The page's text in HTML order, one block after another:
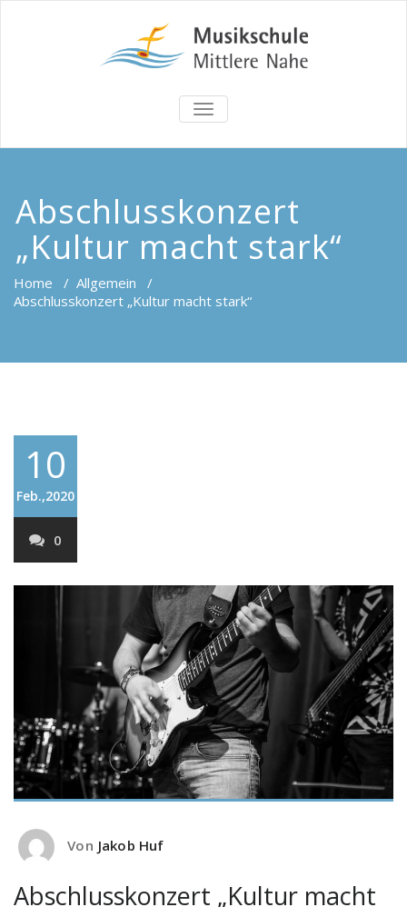
TOGGLE
NAVIGATION
Abschlusskonzert
„Kultur macht stark“
Home / Allgemein /
Abschlusskonzert „Kultur macht stark“
10
Feb.,2020
0
Von Jakob Huf
Abschlusskonzert „Kultur macht